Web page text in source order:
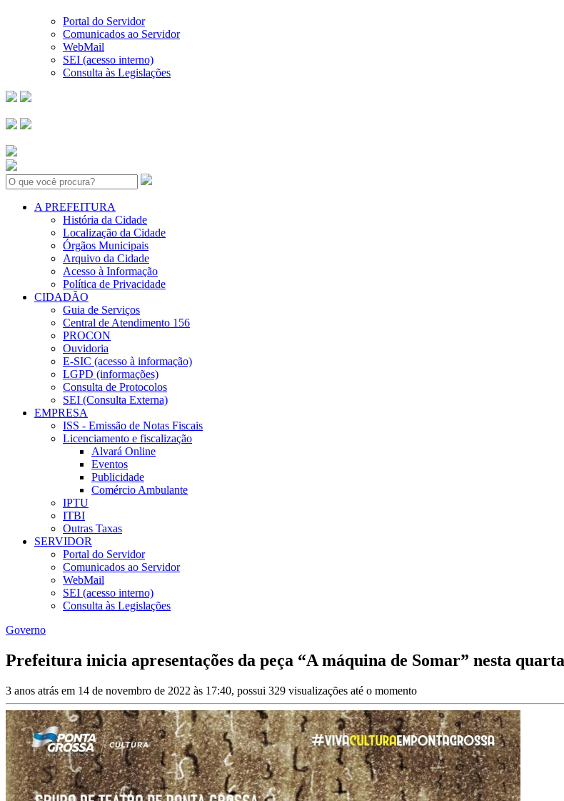
Portal do Servidor
Comunicados ao Servidor
WebMail
SEI (acesso interno)
Consulta às Legislações
Search:
A PREFEITURA
História da Cidade
Localização da Cidade
Órgãos Municipais
Arquivo da Cidade
Acesso à Informação
Política de Privacidade
CIDADÃO
Guia de Serviços
Central de Atendimento 156
PROCON
Ouvidoria
E-SIC (acesso à informação)
LGPD (informações)
Consulta de Protocolos
SEI (Consulta Externa)
EMPRESA
ISS - Emissão de Notas Fiscais
Licenciamento e fiscalização
Alvará Online
Eventos
Publicidade
Comércio Ambulante
IPTU
ITBI
Outras Taxas
SERVIDOR
Portal do Servidor
Comunicados ao Servidor
WebMail
SEI (acesso interno)
Consulta às Legislações
Governo
Prefeitura inicia apresentações da peça “A máquina de Somar” nesta
3 anos atrás em 14 de novembro de 2022 às 17:40, possui 329 visualizações até o momento